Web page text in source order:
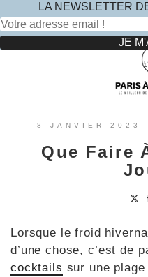
Rechercher :
Skip
OÙ MANGER DANS LE
OÙ MANGER DANS
OÙ MANGER DANS LE
SORTIES ENFANTS
PARCS ATTRACTION
8 JANVIER 2023
Que Faire
Lorsque le froid
d’une chose, c’est de
cocktails sur une
LA NEWSLETTER